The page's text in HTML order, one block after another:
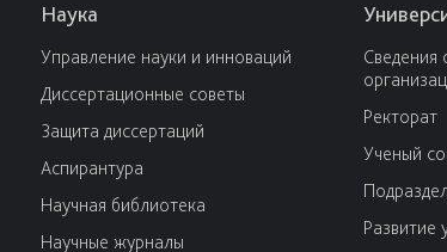
Наука
Управление науки и инноваций
Диссертационные советы
Защита диссертаций
Аспирантура
Научная библиотека
Научные журналы
Сведения
Ректорат
Ученый
Развитие